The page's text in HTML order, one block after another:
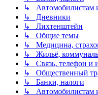
↳ Автомобилистам
↳ Дневники
↳ Лихтенштейн
↳ Общие темы
↳ Медицина,
↳ Жильё,
↳ Связь, телефон и
↳ Общественный
↳ Банки, налоги
↳ Автомобилистам